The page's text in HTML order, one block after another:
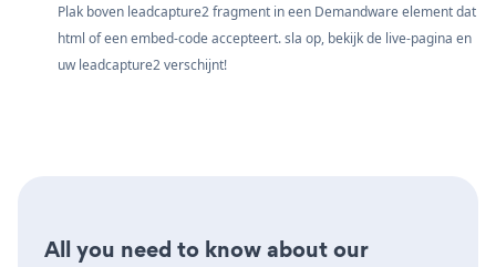
Plak boven leadcapture2 fragment in een Demandware element dat
html of een embed-code accepteert. sla op, bekijk de live-pagina en
uw leadcapture2 verschijnt!
All you need to know about our